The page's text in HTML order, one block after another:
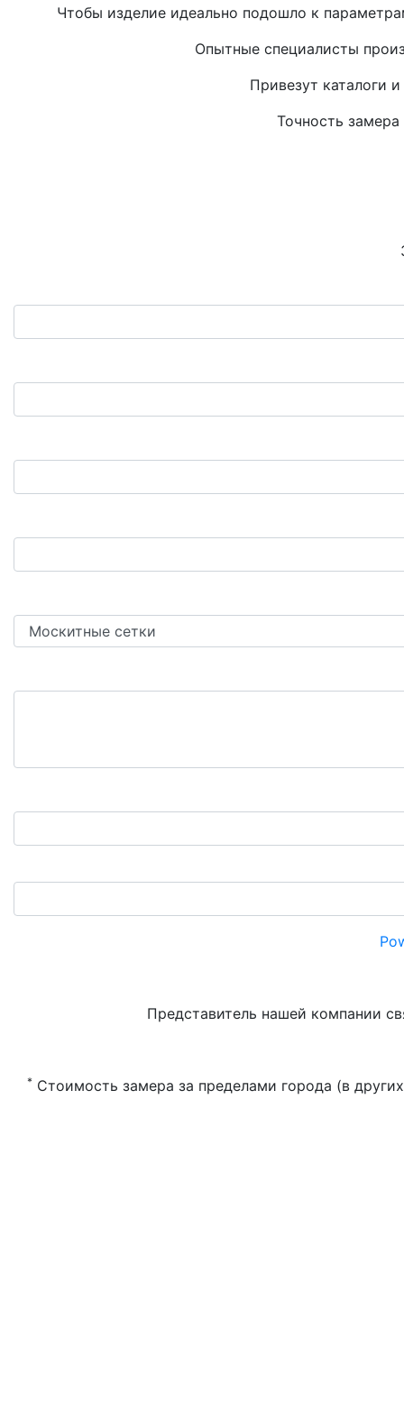
Чтобы изделие идеально подошло к
Опытные специалисты
Привезут каталоги
Точность замера
Представитель нашей компании
* Стоимость замера за пределами города (в